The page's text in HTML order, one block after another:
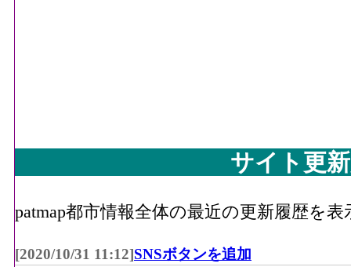
サイト更
patmap都市情報全体の最近の更新履歴を表
[2020/10/31 11:12]SNSボタンを追加